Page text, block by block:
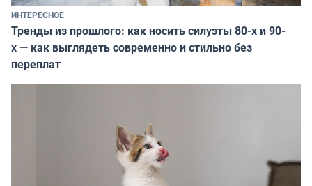
ИНТЕРЕСНОЕ
Тренды из прошлого: как носить силуэты 80-х и 90-
х — как выглядеть современно и стильно без
переплат